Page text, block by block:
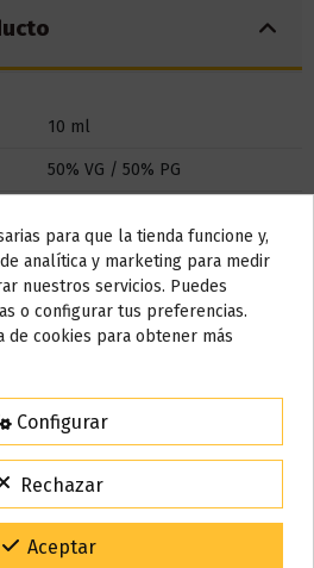
10 ml
50% VG / 50% PG
te guste
Do not show again.
IMPORTANTE
unos días
de descuento
VACACIONES15
y por seguir confiando en nosotros.
para que la tienda funcione y,
analítica y marketing para medir
nuestros servicios. Puedes
o configurar tus preferencias.
de cookies para obtener más
Configurar
Rechazar
Aceptar